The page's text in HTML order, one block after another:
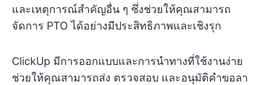
และเหตุการณ์สำคัญอื่น ๆ ซึ่งช่วยให้คุณสามารถ
จัดการ PTO ได้อย่างมีประสิทธิภาพและเชิงรุก
ClickUp มีการออกแบบและการนำทางที่ใช้งานง่าย
ช่วยให้คุณสามารถส่ง ตรวจสอบ และอนุมัติคำขอลา